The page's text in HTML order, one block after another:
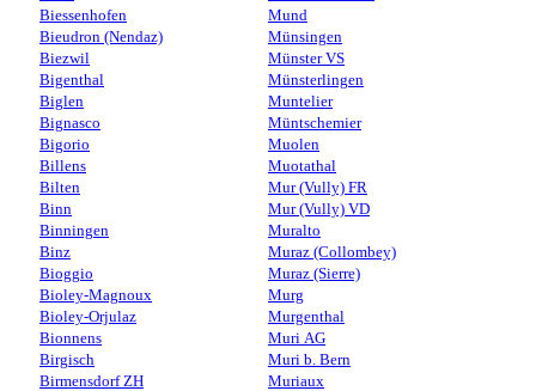
Biessenhofen
Bieudron (Nendaz)
Biezwil
Bigenthal
Biglen
Bignasco
Bigorio
Billens
Bilten
Binn
Binningen
Binz
Bioggio
Bioley-Magnoux
Bioley-Orjulaz
Bionnens
Birgisch
Birmensdorf ZH
Mund
Münsingen
Münster VS
Münsterlingen
Muntelier
Müntschemier
Muolen
Muotathal
Mur (Vully) FR
Mur (Vully) VD
Muralto
Muraz (Collombey)
Muraz (Sierre)
Murg
Murgenthal
Muri AG
Muri b. Bern
Muriaux